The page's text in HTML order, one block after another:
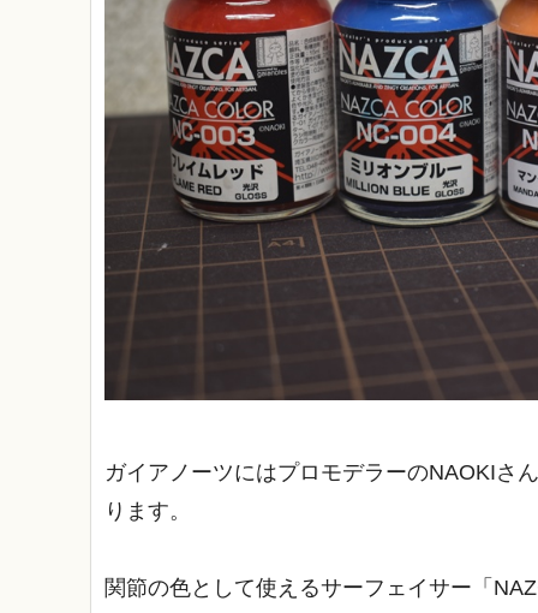
ガイアノーツにはプロモデラーのNAOKIさ
ります。
関節の色として使えるサーフェイサー「